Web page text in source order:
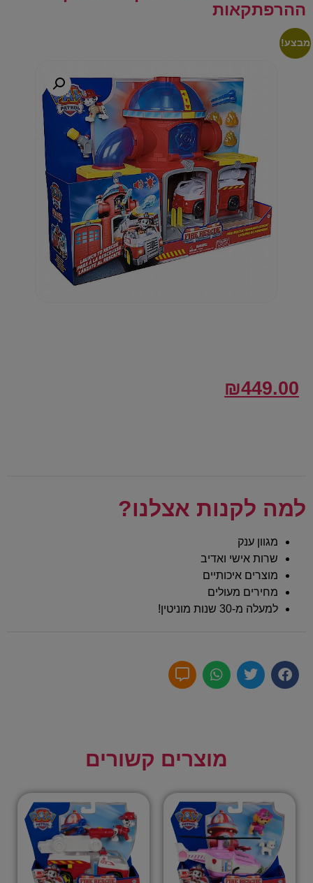
ההרפתקאות
₪449.00
מבצע!
למה לקנות אצלנו?
מגוון ענק
שרות אישי ואדיב
מוצרים איכותיים
מחירים מעולים
למעלה מ-30 שנות מוניטין!
מוצרים קשורים